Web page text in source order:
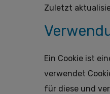
Zuletzt
Ein Cookie ist
verwendet
für diese und